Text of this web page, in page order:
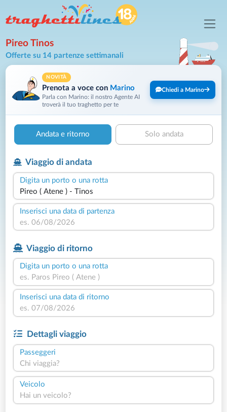
Pireo Tinos
Offerte su 14 partenze settimanali
NOVITÀ
Prenota a voce con Marino
Parla con Marino: il nostro Agente AI
troverà il tuo traghetto per te
Chiedi a Marino
Andata e ritorno Solo andata
Viaggio di andata
Digita un porto o una rotta
Inserisci una data di partenza
Viaggio di ritorno
Digita un porto o una rotta
Inserisci una data di ritorno
Dettagli viaggio
Passeggeri
Chi viaggia?
Veicolo
Hai un veicolo?